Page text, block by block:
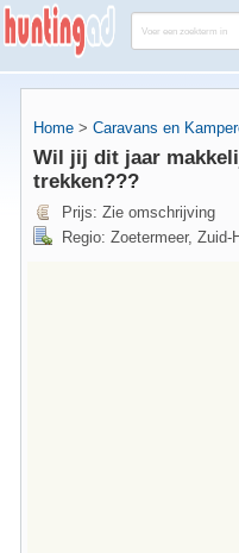
Home > Caravans en
Wil jij dit jaar
trekken???
Prijs: Zie omschrijving
Regio: Zoetermeer, Zuid-